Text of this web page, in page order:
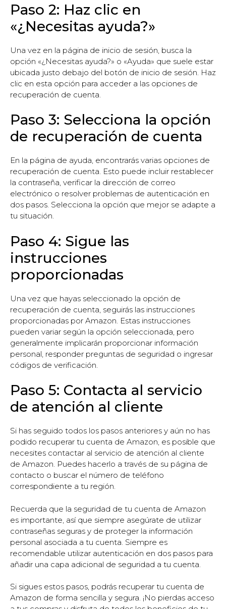
Paso 2: Haz clic en
«¿Necesitas ayuda?»
Una vez en la página de inicio de sesión, busca la
opción «¿Necesitas ayuda?» o «Ayuda» que suele estar
ubicada justo debajo del botón de inicio de sesión. Haz
clic en esta opción para acceder a las opciones de
recuperación de cuenta.
Paso 3: Selecciona la opción
de recuperación de cuenta
En la página de ayuda, encontrarás varias opciones de
recuperación de cuenta. Esto puede incluir restablecer
la contraseña, verificar la dirección de correo
electrónico o resolver problemas de autenticación en
dos pasos. Selecciona la opción que mejor se adapte a
tu situación.
Paso 4: Sigue las
instrucciones
proporcionadas
Una vez que hayas seleccionado la opción de
recuperación de cuenta, seguirás las instrucciones
proporcionadas por Amazon. Estas instrucciones
pueden variar según la opción seleccionada, pero
generalmente implicarán proporcionar información
personal, responder preguntas de seguridad o ingresar
códigos de verificación.
Paso 5: Contacta al servicio
de atención al cliente
Si has seguido todos los pasos anteriores y aún no has
podido recuperar tu cuenta de Amazon, es posible que
necesites contactar al servicio de atención al cliente
de Amazon. Puedes hacerlo a través de su página de
contacto o buscar el número de teléfono
correspondiente a tu región.
Recuerda que la seguridad de tu cuenta de Amazon
es importante, así que siempre asegúrate de utilizar
contraseñas seguras y de proteger la información
personal asociada a tu cuenta. Siempre es
recomendable utilizar autenticación en dos pasos para
añadir una capa adicional de seguridad a tu cuenta.
Si sigues estos pasos, podrás recuperar tu cuenta de
Amazon de forma sencilla y segura. ¡No pierdas acceso